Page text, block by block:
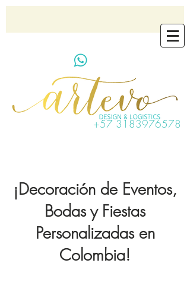
artevo.contact@gmail.com
+57 3183976578
¡Decoración de Eventos,
Bodas y Fiestas
Personalizadas en
Colombia!